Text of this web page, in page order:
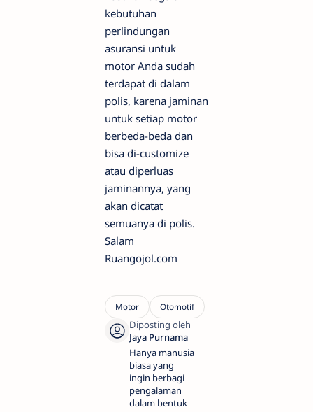
kebutuhan
perlindungan
asuransi untuk
motor Anda sudah
terdapat di dalam
polis, karena jaminan
untuk setiap motor
berbeda-beda dan
bisa di-customize
atau diperluas
jaminannya, yang
akan dicatat
semuanya di polis.
Salam
Ruangojol.com
Hanya manusia
biasa yang
ingin berbagi
pengalaman
dalam bentuk